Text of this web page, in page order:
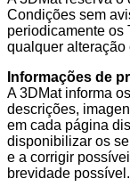
Condições sem
periodicamente os
qualquer alteração
Informações de
A 3DMat informa
descrições,
em cada página
disponibilizar os
e a corrigir
brevidade possível.